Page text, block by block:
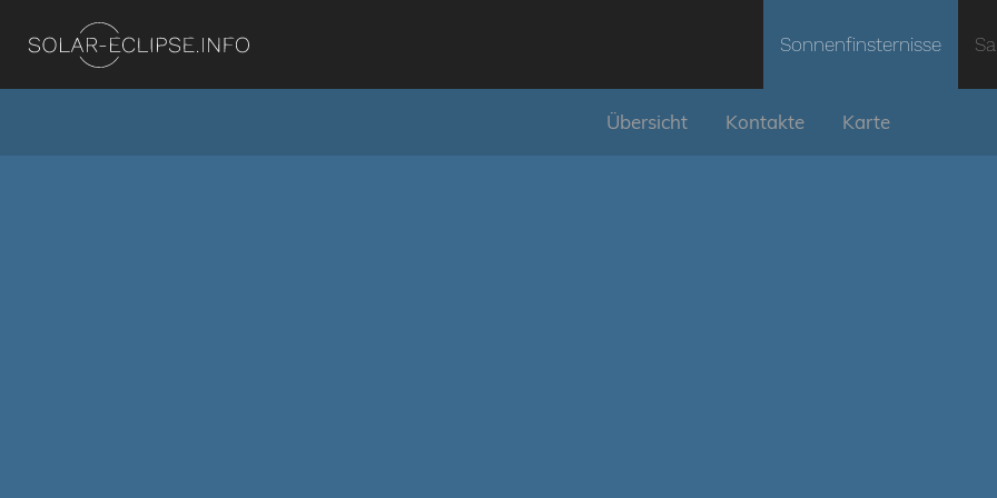
Sonnenfinsternisse
Übersicht Kontakte Karte